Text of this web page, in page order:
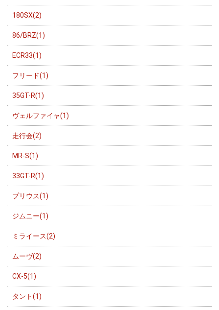
180SX(2)
86/BRZ(1)
ECR33(1)
フリード(1)
35GT-R(1)
ヴェルファイャ(1)
走行会(2)
MR-S(1)
33GT-R(1)
プリウス(1)
ジムニー(1)
ミライース(2)
ムーヴ(2)
CX-5(1)
タント(1)